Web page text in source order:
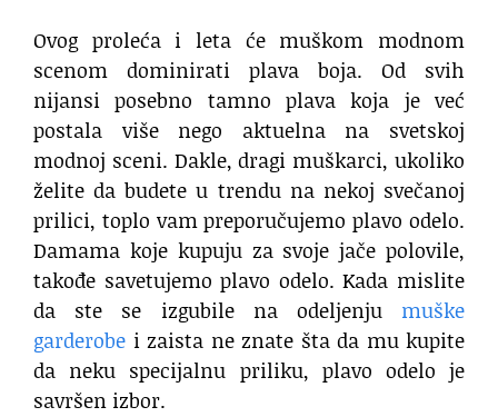
Ovog proleća i leta će muškom modnom
scenom dominirati plava boja. Od svih
nijansi posebno tamno plava koja je već
postala više nego aktuelna na svetskoj
modnoj sceni. Dakle, dragi muškarci, ukoliko
želite da budete u trendu na nekoj svečanoj
prilici, toplo vam preporučujemo plavo odelo.
Damama koje kupuju za svoje jače polovile,
takođe savetujemo plavo odelo. Kada mislite
da ste se izgubile na odeljenju muške
garderobe i zaista ne znate šta da mu kupite
da neku specijalnu priliku, plavo odelo je
savršen izbor.